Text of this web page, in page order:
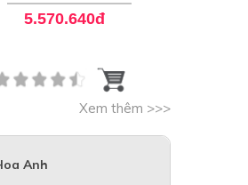
Unclogging Water
5.570.640đ
Xem thêm >>>
Anh